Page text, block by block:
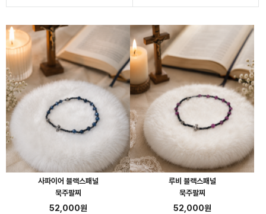
사파이어 블랙스패널
묵주팔찌
52,000원
루비 블랙스패널
묵주팔찌
52,000원